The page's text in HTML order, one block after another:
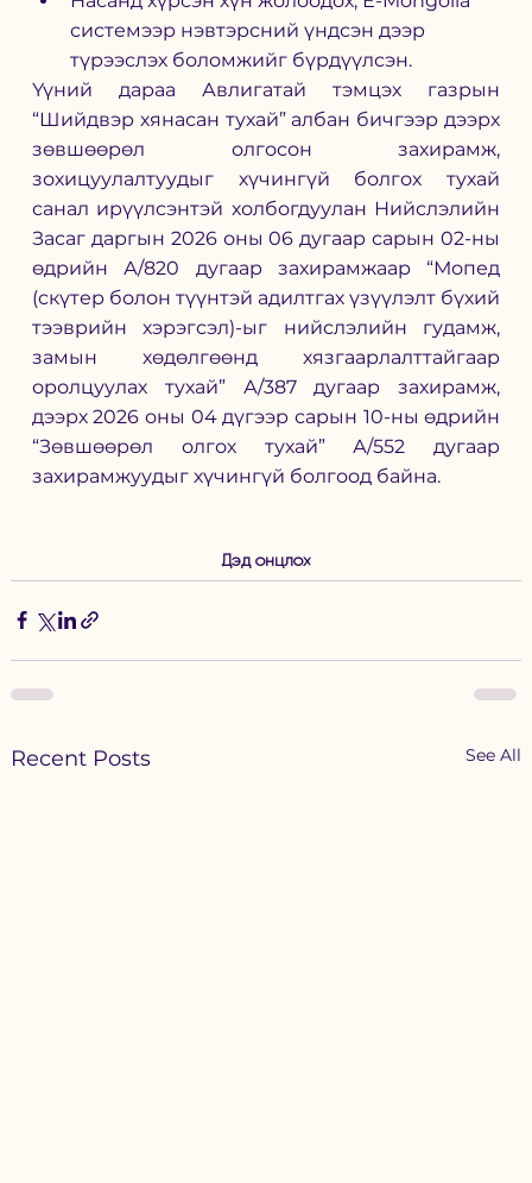
системээр нэвтэрсний үндсэн дээр
түрээслэх боломжийг бүрдүүлсэн.
Үүний дараа Авлигатай тэмцэх газрын
“Шийдвэр хянасан тухай” албан бичгээр дээрх
зөвшөөрөл олгосон захирамж,
зохицуулалтуудыг хүчингүй болгох тухай
санал ирүүлсэнтэй холбогдуулан Нийслэлийн
Засаг даргын 2026 оны 06 дугаар сарын 02-ны
өдрийн А/820 дугаар захирамжаар “Мопед
(скүтер болон түүнтэй адилтгах үзүүлэлт бүхий
тээврийн хэрэгсэл)-ыг нийслэлийн гудамж,
замын хөдөлгөөнд хязгаарлалттайгаар
оролцуулах тухай” А/387 дугаар захирамж,
дээрх 2026 оны 04 дүгээр сарын 10-ны өдрийн
“Зөвшөөрөл олгох тухай” А/552 дугаар
захирамжуудыг хүчингүй болгоод байна.
Дэд онцлох
Recent Posts See All